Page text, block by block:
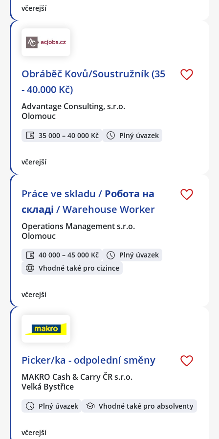
včerejší
Obráběč Kovů/Soustružník (35
- 40.000 Kč)
Advantage Consulting, s.r.o.
Olomouc
35 000 – 40 000 Kč Plný úvazek
včerejší
Práce ve skladu / Робота на
складі / Warehouse Worker
Operations Management s.r.o.
Olomouc
40 000 – 45 000 Kč
Plný úvazek
Vhodné také pro cizince
včerejší
Picker/ka - odpolední směny
MAKRO Cash & Carry ČR s.r.o.
Velká Bystřice
Plný úvazek Vhodné také pro absolventy
včerejší